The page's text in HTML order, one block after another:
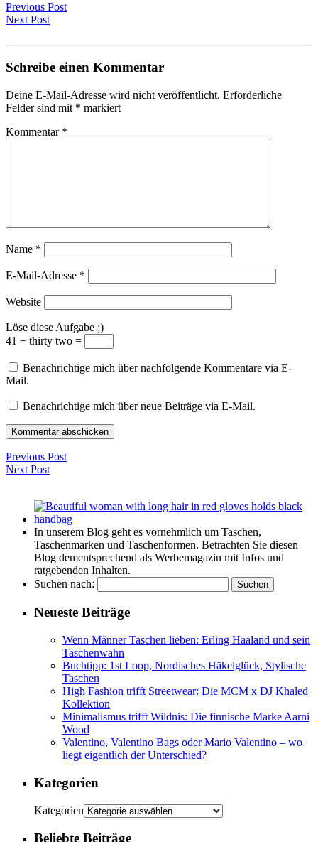
Previous Post
Next Post
Schreibe einen Kommentar
Deine E-Mail-Adresse wird nicht veröffentlicht. Erforderliche
Felder sind mit * markiert
Kommentar *
Name *
E-Mail-Adresse *
Website
Löse diese Aufgabe ;)
41 − thirty two =
Benachrichtige mich über nachfolgende Kommentare via E-
Mail.
Benachrichtige mich über neue Beiträge via E-Mail.
Previous Post
Next Post
In unserem Blog geht es vornehmlich um Taschen,
Taschenmarken und Taschenformen. Betrachten Sie diesen
Blog dementsprechend als Werbemagazin mit Infos und
ratgebenden Inhalten.
Suchen nach:
Neueste Beiträge
Wenn Männer Taschen lieben: Erling Haaland und sein
Taschenwahn
Buchtipp: 1st Loop, Nordisches Häkelglück, Stylische
Taschen
High Fashion trifft Streetwear: Die MCM x DJ Khaled
Kollektion
Minimalismus trifft Wildnis: Die finnische Marke Aarni
Wood
Valentino, Valentino Bags oder Mario Valentino – wo
liegt eigentlich der Unterschied?
Kategorien
Kategorien
Beliebte Beiträge